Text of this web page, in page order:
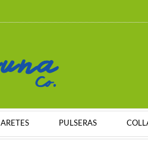
ARETES PULSERAS